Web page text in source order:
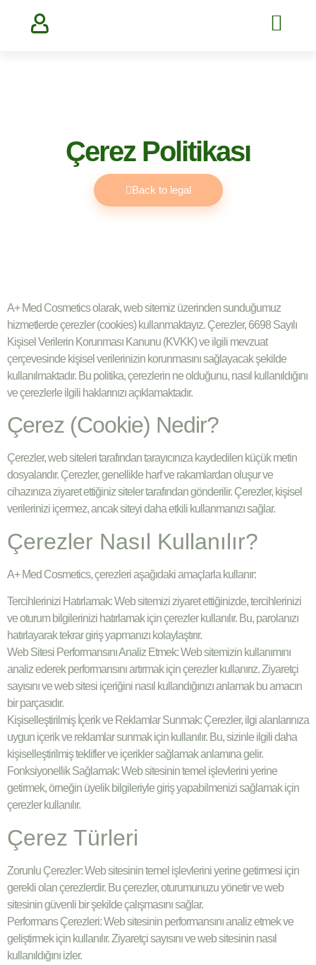
Çerez Politikası
Back to legal
A+ Med Cosmetics olarak, web sitemiz üzerinden sunduğumuz
hizmetlerde çerezler (cookies) kullanmaktayız. Çerezler, 6698 Sayılı
Kişisel Verilerin Korunması Kanunu (KVKK) ve ilgili mevzuat
çerçevesinde kişisel verilerinizin korunmasını sağlayacak şekilde
kullanılmaktadır. Bu politika, çerezlerin ne olduğunu, nasıl kullanıldığını
ve çerezlerle ilgili haklarınızı açıklamaktadır.
Çerez (Cookie) Nedir?
Çerezler, web siteleri tarafından tarayıcınıza kaydedilen küçük metin
dosyalarıdır. Çerezler, genellikle harf ve rakamlardan oluşur ve
cihazınıza ziyaret ettiğiniz siteler tarafından gönderilir. Çerezler, kişisel
verilerinizi içermez, ancak siteyi daha etkili kullanmanızı sağlar.
Çerezler Nasıl Kullanılır?
A+ Med Cosmetics, çerezleri aşağıdaki amaçlarla kullanır:
Tercihlerinizi Hatırlamak: Web sitemizi ziyaret ettiğinizde, tercihlerinizi
ve oturum bilgilerinizi hatırlamak için çerezler kullanılır. Bu, parolanızı
hatırlayarak tekrar giriş yapmanızı kolaylaştırır.
Web Sitesi Performansını Analiz Etmek: Web sitemizin kullanımını
analiz ederek performansını artırmak için çerezler kullanırız. Ziyaretçi
sayısını ve web sitesi içeriğini nasıl kullandığınızı anlamak bu amacın
bir parçasıdır.
Kişiselleştirilmiş İçerik ve Reklamlar Sunmak: Çerezler, ilgi alanlarınıza
uygun içerik ve reklamlar sunmak için kullanılır. Bu, sizinle ilgili daha
kişiselleştirilmiş teklifler ve içerikler sağlamak anlamına gelir.
Fonksiyonellik Sağlamak: Web sitesinin temel işlevlerini yerine
getirmek, örneğin üyelik bilgileriyle giriş yapabilmenizi sağlamak için
çerezler kullanılır.
Çerez Türleri
Zorunlu Çerezler: Web sitesinin temel işlevlerini yerine getirmesi için
gerekli olan çerezlerdir. Bu çerezler, oturumunuzu yönetir ve web
sitesinin güvenli bir şekilde çalışmasını sağlar.
Performans Çerezleri: Web sitesinin performansını analiz etmek ve
geliştirmek için kullanılır. Ziyaretçi sayısını ve web sitesinin nasıl
kullanıldığını izler.